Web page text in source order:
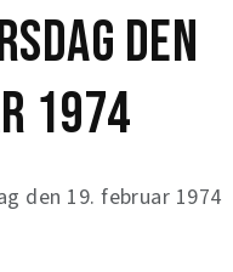
DEN
1974
den 19. februar 1974